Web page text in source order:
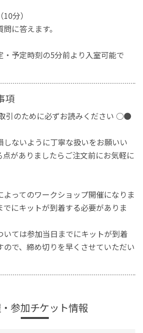
分）
に答えます。
・予定時刻の5分前より入室可能で
項
引のために必ずお読みください ○●
ないように丁寧な扱いをお願いい
点がありましたらご注文前にお気軽に
ってのワークショップ開催になりま
でにキットが到着する必要がありま
ては参加当日までにキットが到着
ので、締め切りを早くさせていただい
参加チケット情報